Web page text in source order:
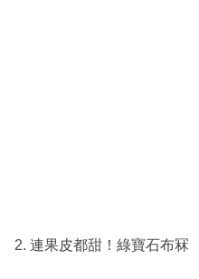
2. 連果皮都甜！綠寶石布冧